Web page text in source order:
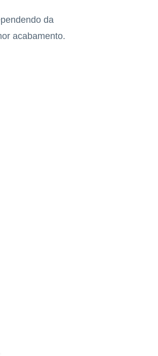
da
acabamento.